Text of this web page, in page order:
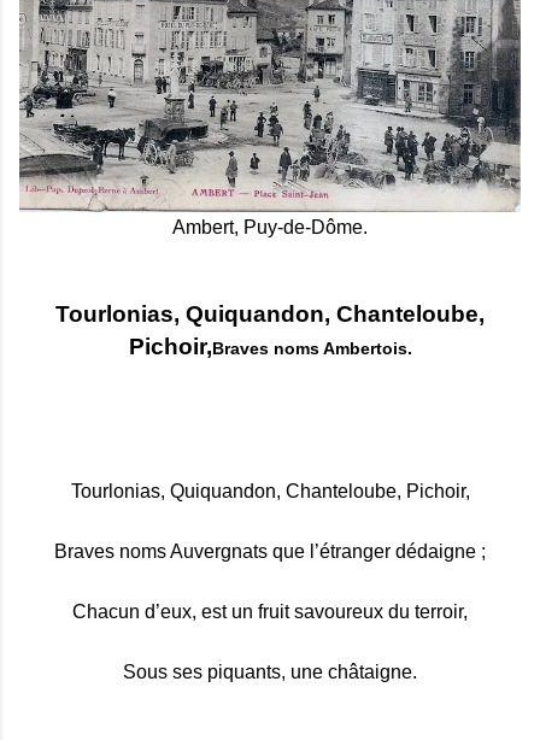
Ambert, Puy-de-Dôme.
Tourlonias, Quiquandon, Chanteloube,
Pichoir,Braves noms Ambertois.
Tourlonias, Quiquandon, Chanteloube, Pichoir,
Braves noms Auvergnats que l’étranger dédaigne ;
Chacun d’eux, est un fruit savoureux du terroir,
Sous ses piquants, une châtaigne.